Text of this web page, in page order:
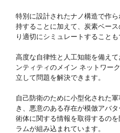
特別に設計されたナノ構造で作
持することに加えて、炭素ベー
り適切にシミュレートすることも
高度な自律性と人工知能を備え
ンティティのメイン ネットワー
立して問題を解決できます。
自己防衛のために小型化された
き、悪意のある存在が模倣アバ
術体に関する情報を取得するの
ラムが組み込まれています。